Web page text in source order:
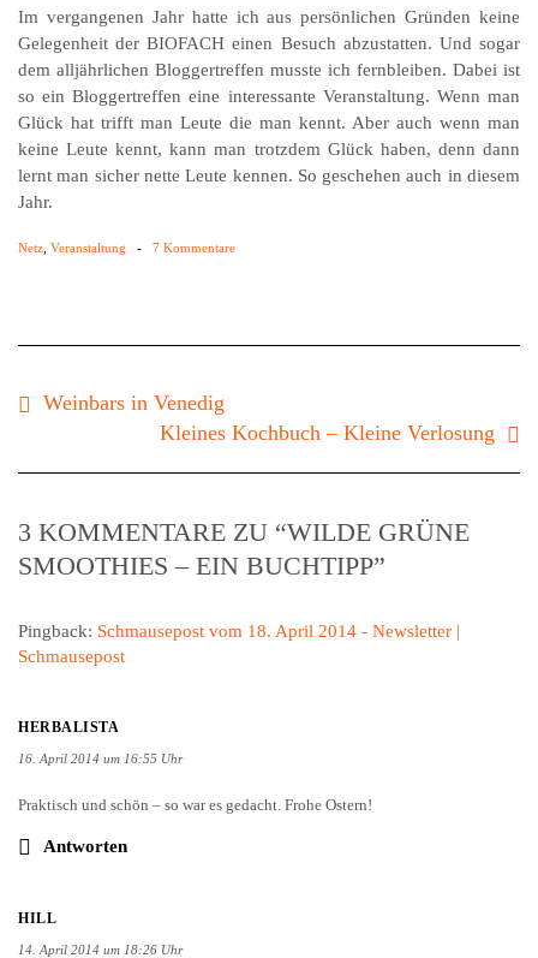
Im vergangenen Jahr hatte ich aus persönlichen Gründen keine
Gelegenheit der BIOFACH einen Besuch abzustatten. Und sogar
dem alljährlichen Bloggertreffen musste ich fernbleiben. Dabei ist
so ein Bloggertreffen eine interessante Veranstaltung. Wenn man
Glück hat trifft man Leute die man kennt. Aber auch wenn man
keine Leute kennt, kann man trotzdem Glück haben, denn dann
lernt man sicher nette Leute kennen. So geschehen auch in diesem
Jahr.
Netz Veranstaltung - 7 Kommentare
Weinbars in Venedig
Kleines Kochbuch – Kleine Verlosung
3 KOMMENTARE ZU “WILDE GRÜNE
SMOOTHIES – EIN BUCHTIPP”
Pingback: Schmausepost vom 18. April 2014 - Newsletter |
Schmausepost
HERBALISTA
16. April 2014 um 16:55 Uhr
Praktisch und schön – so war es gedacht. Frohe Ostern!
Antworten
HILL
14. April 2014 um 18:26 Uhr